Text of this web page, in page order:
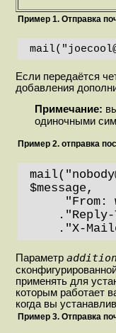
Пример 1. Отправка
Если передаётся
добавления
Примечание:
одиночными
Пример 2. отправка
$message,
."X-
Параметр
применять для
которым работает
когда вы
Пример 3. Отправка